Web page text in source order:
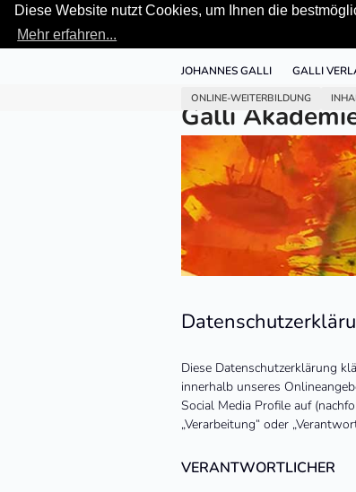
Diese Website nutzt Cookies, um Ihnen die
Mehr erfahren...
JOHANNES GALLI GALLI
Galli
ONLINE-WEITERBILDUNG
Diese Datenschutzerklärung
innerhalb unseres
Social Media Profile auf
„Verarbeitung“ oder
VERANTWORTLICHER